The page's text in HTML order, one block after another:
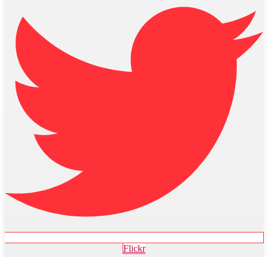
Flickr